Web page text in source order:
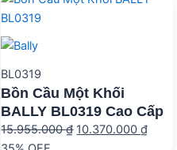
15.950.000 ₫.
BL0319
Bồn Cầu Một Khối
BALLY BL0319 Cao Cấp
15.955.000₫ Giá
10.370.000₫Giá